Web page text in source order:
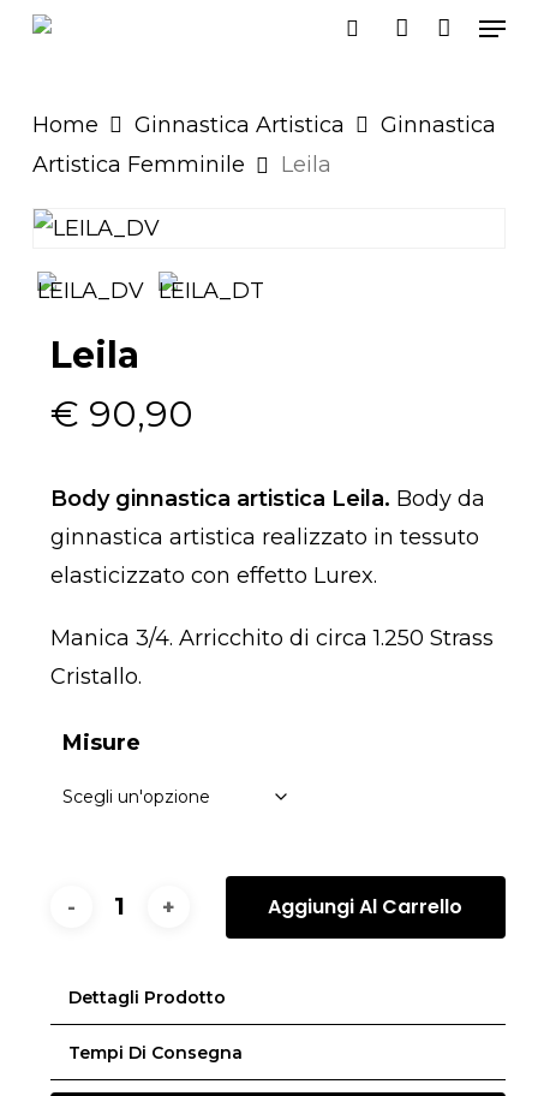
Skip
content
Home Ginnastica Artistica
Ginnastica
Artistica Femminile
Leila
Leila
€ 90,90
Body ginnastica artistica Leila. Body da
ginnastica artistica realizzato in tessuto
elasticizzato con effetto Lurex.
Manica 3/4. Arricchito di circa 1.250 Strass
Cristallo.
Misure
Aggiungi Al Carrello
Dettagli Prodotto
Tempi Di Consegna